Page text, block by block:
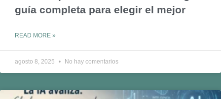
guía completa para elegir el mejor
READ MORE »
agosto 8, 2025 No hay comentarios